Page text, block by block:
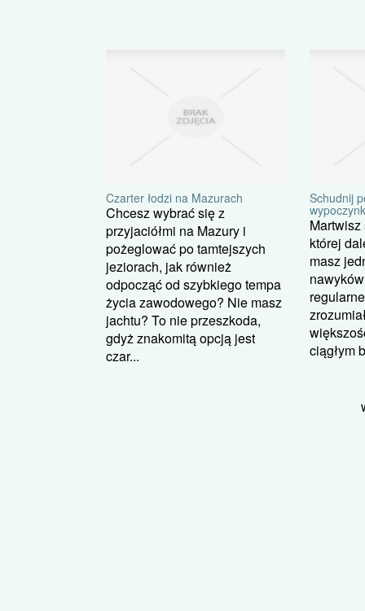
Czarter łodzi na Mazurach
Chcesz wybrać się z
przyjaciółmi na Mazury i
pożeglować po tamtejszych
jeziorach, jak również
odpocząć od szybkiego tempa
życia zawodowego? Nie masz
jachtu? To nie przeszkoda,
gdyż znakomitą opcją jest
czar...
Schudnij
której
masz
ciągłym